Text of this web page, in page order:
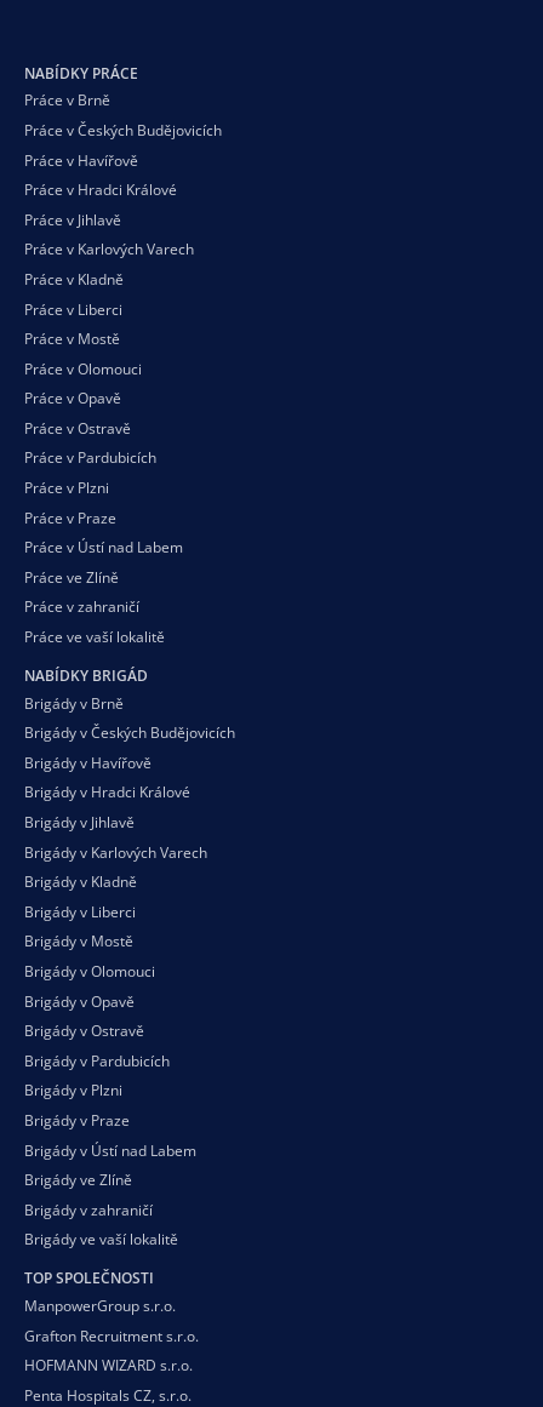
NABÍDKY PRÁCE
Práce v Brně
Práce v Českých Budějovicích
Práce v Havířově
Práce v Hradci Králové
Práce v Jihlavě
Práce v Karlových Varech
Práce v Kladně
Práce v Liberci
Práce v Mostě
Práce v Olomouci
Práce v Opavě
Práce v Ostravě
Práce v Pardubicích
Práce v Plzni
Práce v Praze
Práce v Ústí nad Labem
Práce ve Zlíně
Práce v zahraničí
Práce ve vaší lokalitě
NABÍDKY BRIGÁD
Brigády v Brně
Brigády v Českých Budějovicích
Brigády v Havířově
Brigády v Hradci Králové
Brigády v Jihlavě
Brigády v Karlových Varech
Brigády v Kladně
Brigády v Liberci
Brigády v Mostě
Brigády v Olomouci
Brigády v Opavě
Brigády v Ostravě
Brigády v Pardubicích
Brigády v Plzni
Brigády v Praze
Brigády v Ústí nad Labem
Brigády ve Zlíně
Brigády v zahraničí
Brigády ve vaší lokalitě
TOP SPOLEČNOSTI
ManpowerGroup s.r.o.
Grafton Recruitment s.r.o.
HOFMANN WIZARD s.r.o.
Penta Hospitals CZ, s.r.o.